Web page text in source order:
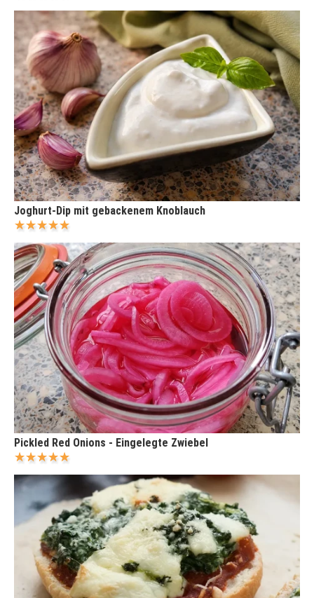
Joghurt-Dip mit gebackenem Knoblauch
Pickled Red Onions - Eingelegte Zwiebel